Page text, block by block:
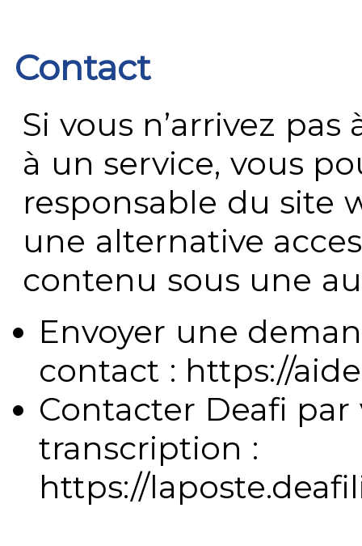
Contact
Si vous n’arrivez
à un service, vous
responsable du site
une alternative
contenu sous une
Envoyer une
contact : https://
Contacter Deafi
transcription :
https://